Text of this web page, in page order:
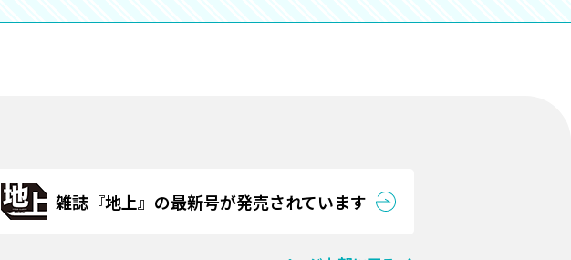
雑誌『地上』の最新号が発売されています